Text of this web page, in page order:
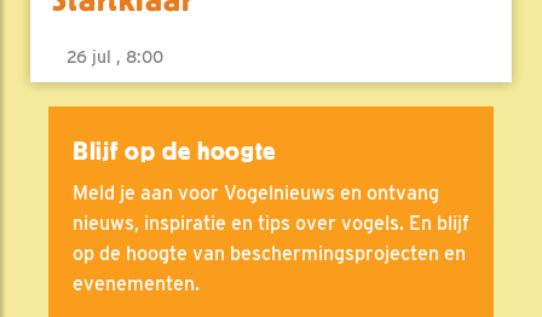
26 jul , 8:00
Blijf op de hoogte
Meld je aan voor Vogelnieuws en ontvang
nieuws, inspiratie en tips over vogels. En blijf
op de hoogte van beschermingsprojecten en
evenementen.